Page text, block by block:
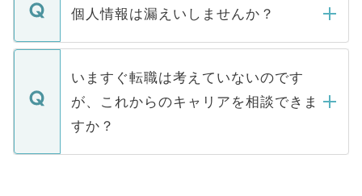
■応募殺到を避けるため 人気のある医療機
関を公にしてしまうと、応募が殺到する場
に、医療機関が求める条件に合った人材の
みを人材紹介会社に依頼するケースが増え
ています。
ん。また、仮に応募先から内定をいただい
定を承諾する必要はありません。内定先へ
の辞退の連絡はキャリアパートナーが行い
ますので、ご安心ください。
個人情報は漏えいしませんか？
個人情報が漏えいすることはありませんの
で、ご安心ください。当サイトからの登録
などで収集したご登録者様の個人情報は、
ご本人のキャリアアップおよび転職活動の
支援を目的に使用いたします。お預かりし
ているすべての個人データはご本人の許可
いますぐ転職は考えていないのです
が、これからのキャリアを相談できま
すか？